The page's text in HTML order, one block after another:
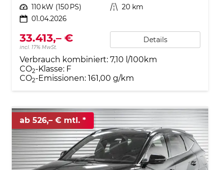
Leistung 110 kW (150 PS) Kilometerstand 20 km
01.04.2026
33.413,– €
incl. 17% MwSt.
Details
Verbrauch kombiniert: 7,10 l/100km
CO2-Klasse: F
CO2-Emissionen: 161,00 g/km
ab 526,– € mtl.